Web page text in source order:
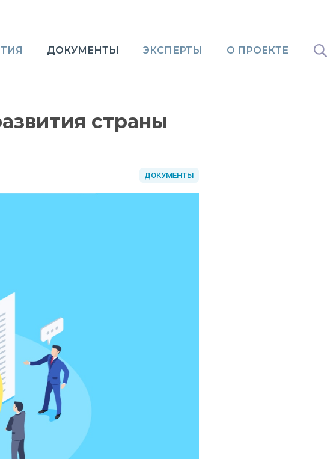
ДОКУМЕНТЫ ЭКСПЕРТЫ О ПРОЕКТЕ
страны
ДОКУМЕНТЫ